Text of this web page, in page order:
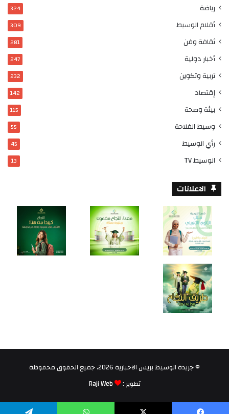
رياضة 324
أقلام الوسيط 309
ثقافة وفن 281
أخبار دولية 247
تربية وتكوين 232
إقتصاد 142
بيئة وصحة 115
وسيط الفلاحة 55
رأي الوسيط 45
الوسيط TV 13
الاعلانات
© جريدة الوسيط بريس الاخبارية 2026، جميع الحقوق محفوظة
تطوير :
Raji Web